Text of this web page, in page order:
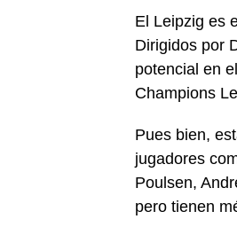
El Leipzig es
Dirigidos por
potencial en
Champions
Pues bien,
jugadores
Poulsen,
pero tienen